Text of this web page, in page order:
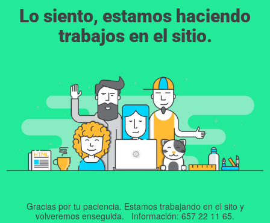
Lo siento, estamos haciendo
trabajos en el sitio.
Gracias por tu paciencia. Estamos trabajando en el sito y
volveremos enseguida. Información: 657 22 11 65.